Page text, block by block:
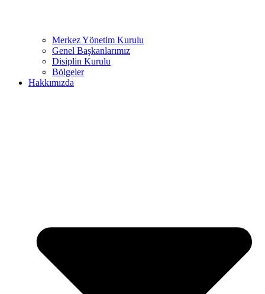
Merkez Yönetim Kurulu
Genel Başkanlarımız
Disiplin Kurulu
Bölgeler
Hakkımızda